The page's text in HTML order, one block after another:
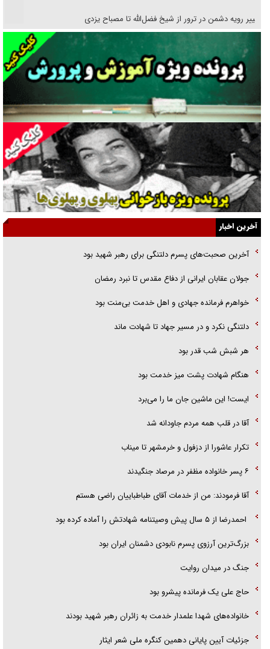
تغییر رویه دشمن در ترور از شیخ فضل‌الله تا مصباح یزدی
خرید قسطی اولش خنده و آخرش گریه است!
فوتبال و آن «بالا»!
راهبرد غافلگیری با نسل جدید پهپاد‌ها
جنجال پزشکان تقلبی در صنعت زیبایی
یهودی‌ها در ادبیات داستانی اروپا؛ از شکسپیر تا دیکنز
گفت‌وگو با خواهر یکی از شهدای جنگ رمضان/ خواهرم فرمانده جهادی و
اهل خدمت بی‌منت بود
جزئیات شکنجه‌هایم فراتر از آن است که در بیان بگنجد!
گزارش «جوان» از قوانین سخت‌گیرانه ۶ قاره در برابر یورش به پاسگاه‌های
آخرین اخبار
آخرین صحبت‌های پسرم دلتنگی برای رهبر شهید بود
جولان عقابان ایرانی از دفاع مقدس تا نبرد رمضان
خواهرم فرمانده جهادی و اهل خدمت بی‌منت بود
دلتنگی نکرد و در مسیر جهاد تا شهادت ماند
هر شبش شب قدر بود
هنگام شهادت پشت میز خدمت بود
ایست! این ماشین جان ما را می‌برد
آقا در قلب همه مردم جاودانه شد
تکرار عاشورا از دزفول و خرمشهر تا میناب
۶ پسر خانواده مظفر در مرصاد جنگیدند
آقا فرمودند: من از خدمات آقای طباطباییان راضی هستم
احمدرضا از ۵ سال پیش وصیتنامه شهادتش را آماده کرده بود
بزرگ‌ترین آرزوی پسرم نابودی دشمنان ایران بود
جنگ در میدان روایت
حاج علی یک فرمانده پیشرو بود
خانواده‌های شهدا علمدار خدمت به زائران رهبر شهید بودند
جزئیات آیین پایانی دهمین کنگره ملی شعر ایثار